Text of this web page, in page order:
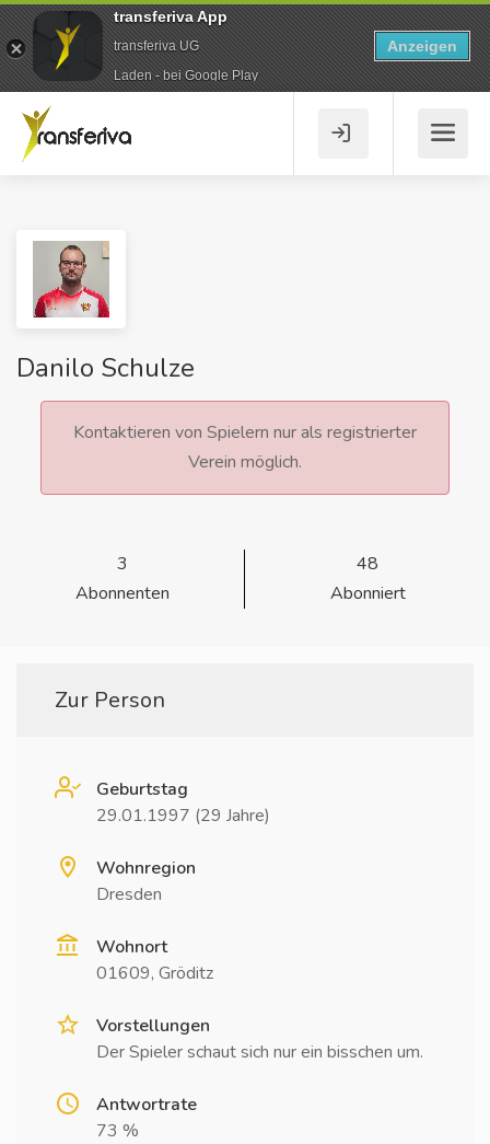
Danilo Schulze
Kontaktieren von Spielern nur als registrierter
Verein möglich.
3
Abonnenten
48
Abonniert
Zur Person
Geburtstag
29.01.1997 (29 Jahre)
Wohnregion
Dresden
Wohnort
01609, Gröditz
Vorstellungen
Der Spieler schaut sich nur ein bisschen um.
Antwortrate
73 %
transferiva App
transferiva UG
Laden - bei Google Play
Anzeigen